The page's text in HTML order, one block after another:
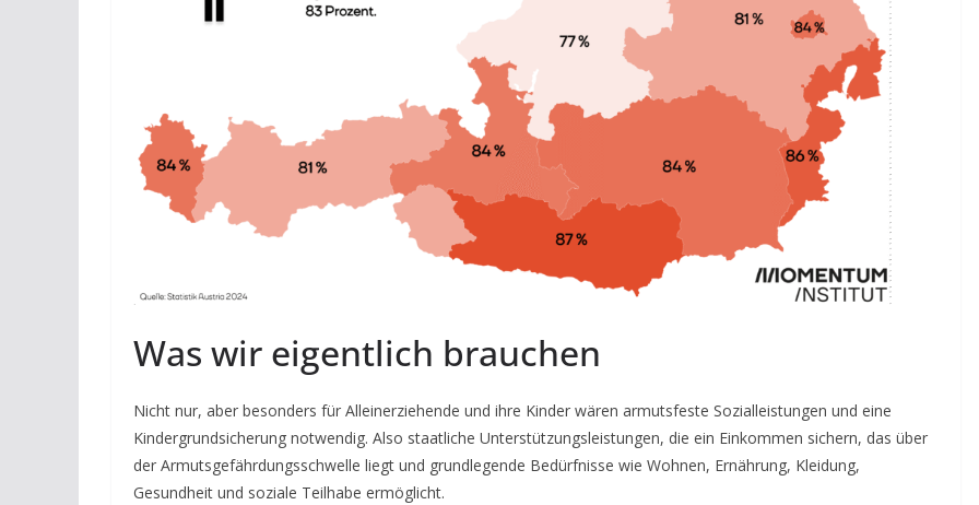
Was wir eigentlich brauchen
Nicht nur, aber besonders für Alleinerziehende und ihre Kinder wären armutsfeste Sozialleistungen und eine
Kindergrundsicherung notwendig. Also staatliche Unterstützungsleistungen, die ein Einkommen sichern, das über
der Armutsgefährdungsschwelle liegt und grundlegende Bedürfnisse wie Wohnen, Ernährung, Kleidung,
Gesundheit und soziale Teilhabe ermöglicht.